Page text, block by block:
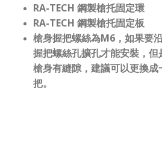
RA-TECH 鋼製槍托固定環
RA-TECH 鋼製槍托固定板
槍身握把螺絲為M6，如果要
握把螺絲孔擴孔才能安裝，
槍身有縫隙，建議可以更換
把。